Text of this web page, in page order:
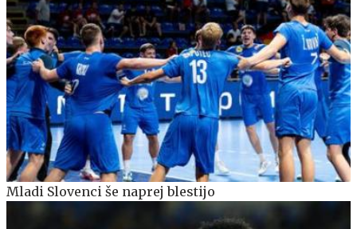
Mladi Slovenci še naprej blestijo